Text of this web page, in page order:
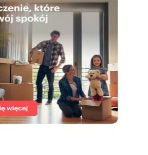
haven for your capital? Invest
developing city of Katowice.
of the Dębowa 45
2089/OMS
19641